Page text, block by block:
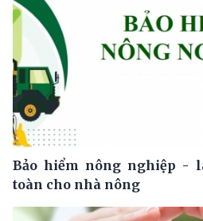
Bảo hiểm nông nghiệp -
toàn cho nhà nông